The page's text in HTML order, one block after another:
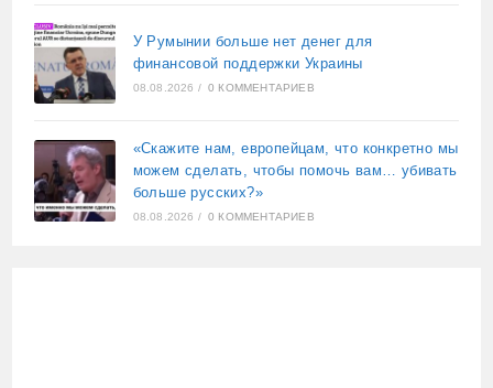
У Румынии больше нет денег для
финансовой поддержки Украины
08.08.2026 / 0 КОММЕНТАРИЕВ
«Скажите нам, европейцам, что конкретно мы
можем сделать, чтобы помочь вам… убивать
больше русских?»
08.08.2026 / 0 КОММЕНТАРИЕВ